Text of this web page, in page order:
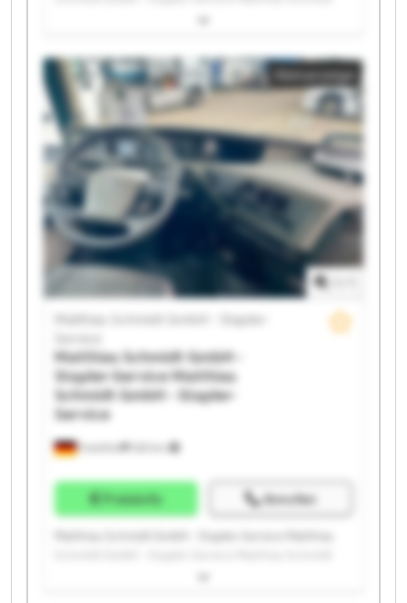
GmbH - Stapler-Service Matthias Schmidt GmbH -
Service Matthias Schmidt GmbH - Stapler-Service
Matthias Schmidt GmbH - Stapler-Service Matthias
Schmidt GmbH - Stapler-Service Matthias Schmidt
GmbH - Stapler-Service Matthias Schmidt GmbH -
Stapler-Service Matthias Schmidt GmbH - Stapler-
Service Matthias Schmidt GmbH - Stapler-Service
Matthias Schmidt GmbH - Stapler-Service Matthias
Schmidt GmbH - Stapler-Service Matthias Schmidt
GmbH - Stapler-Service Matthias Schmidt GmbH -
Stapler-Service Matthias Schmidt GmbH - Stapler-
Service Matthias Schmidt GmbH - Stapler-Service
Matthias Schmidt GmbH - Stapler-Service Matthias
Schmidt GmbH - Stapler-Service
Kleinanzeige
Frankfurt
Matthias Schmidt GmbH - Stapler-
Matthias Schmidt GmbH -
Stapler-ServiceMatthias
Schmidt GmbH - Stapler-
Service
Preisinfo Anrufen
Matthias Schmidt GmbH - Stapler-Service Matthias
GmbH - Stapler-Service Matthias Schmidt GmbH -